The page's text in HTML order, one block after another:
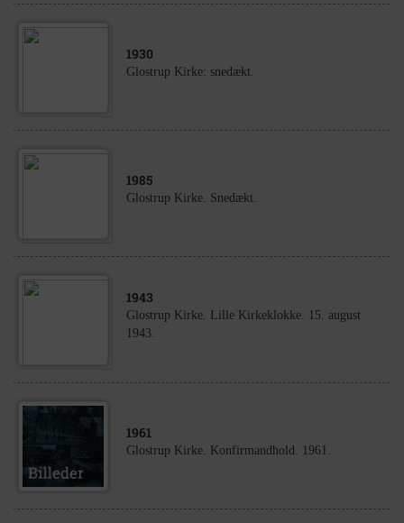
1930
Glostrup Kirke: snedækt.
1985
Glostrup Kirke. Snedækt.
1943
Glostrup Kirke. Lille Kirkeklokke. 15. august
1943.
1961
Glostrup Kirke. Konfirmandhold. 1961.